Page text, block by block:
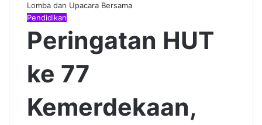
Lomba dan Upacara Bersama
Pendidikan
Peringatan HUT
ke 77
Kemerdekaan,